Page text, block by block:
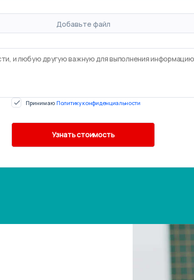
Добавьте файл
Принимаю Политику конфиденциальности